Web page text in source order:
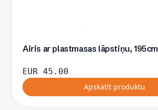
Airis ar plastmasas lāpstiņu, 195cm
EUR 45.00
Apskatīt produktu